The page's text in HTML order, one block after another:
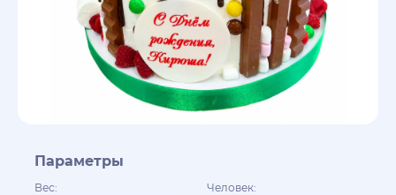
Параметры
Вес: Человек: